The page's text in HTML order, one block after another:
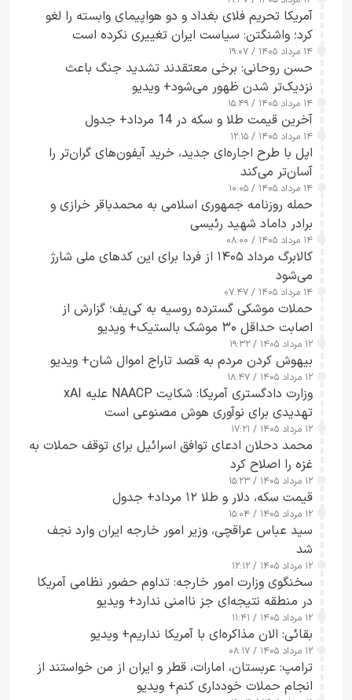
آمریکا تحریم فلای بغداد و دو هواپیمای وابسته را لغو
کرد؛ واشنگتن: سیاست ایران تغییری نکرده است
۱۴ مرداد ۱۴۰۵ / ۱۹:۰۷
حسن روحانی: برخی معتقدند تشدید جنگ باعث
نزدیک‌تر شدن ظهور می‌شود+ ویدیو
۱۴ مرداد ۱۴۰۵ / ۱۵:۴۹
آخرین قیمت طلا و سکه در 14 مرداد+ جدول
۱۴ مرداد ۱۴۰۵ / ۱۲:۱۵
اپل با طرح اجاره‌ای جدید، خرید آیفون‌های گران‌تر را
آسان‌تر می‌کند
۱۴ مرداد ۱۴۰۵ / ۱۰:۰۵
حمله روزنامه جمهوری اسلامی به محمدباقر خرازی و
برادر داماد شهید رئیسی
۱۴ مرداد ۱۴۰۵ / ۰۸:۰۰
کالابرگ مرداد ۱۴۰۵ از فردا برای این کدهای ملی شارژ
می‌شود
۱۴ مرداد ۱۴۰۵ / ۰۷:۴۷
حملات موشکی گسترده روسیه به کی‌یف؛ گزارش از
اصابت حداقل ۳۰ موشک بالستیک+ ویدیو
۱۲ مرداد ۱۴۰۵ / ۱۹:۳۲
بیهوش کردن مردم به قصد تاراج اموال شان+ ویدیو
۱۲ مرداد ۱۴۰۵ / ۱۸:۴۷
وزارت دادگستری آمریکا: شکایت NAACP علیه xAI
تهدیدی برای نوآوری هوش مصنوعی است
۱۲ مرداد ۱۴۰۵ / ۱۷:۲۱
محمد دحلان ادعای توافق اسرائیل برای توقف حملات به
غزه را اصلاح کرد
۱۲ مرداد ۱۴۰۵ / ۱۵:۲۳
قیمت سکه، دلار و طلا ۱۲ مرداد+ جدول
۱۲ مرداد ۱۴۰۵ / ۱۵:۰۴
سید عباس عراقچی، وزیر امور خارجه ایران وارد نجف
شد
۱۲ مرداد ۱۴۰۵ / ۱۲:۱۲
سخنگوی وزارت امور خارجه: تداوم حضور نظامی آمریکا
در منطقه نتیجه‌ای جز ناامنی ندارد+ ویدیو
۱۲ مرداد ۱۴۰۵ / ۱۱:۴۱
بقائی: الان مذاکره‌ای با آمریکا نداریم+ ویدیو
۱۲ مرداد ۱۴۰۵ / ۰۸:۱۷
ترامپ: عربستان، امارات، قطر و ایران از من خواستند از
انجام حملات خودداری کنم+ ویدیو